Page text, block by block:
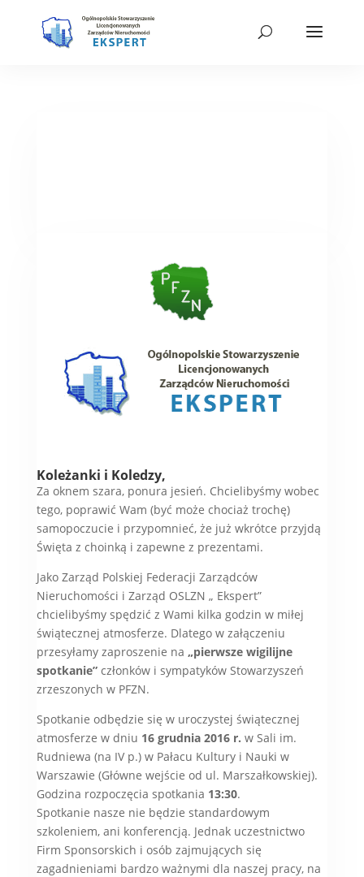
Koleżanki i Koledzy,
Za oknem szara, ponura jesień. Chcielibyśmy wobec
tego, poprawić Wam (być może chociaż trochę)
samopoczucie i przypomnieć, że już wkrótce przyjdą
Święta z choinką i zapewne z prezentami.
Jako Zarząd Polskiej Federacji Zarządców
Nieruchomości i Zarząd OSLZN „ Ekspert”
chcielibyśmy spędzić z Wami kilka godzin w miłej
świątecznej atmosferze. Dlatego w załączeniu
przesyłamy zaproszenie na „pierwsze wigilijne
spotkanie”członków i sympatyków Stowarzyszeń
zrzeszonych w PFZN.
Spotkanie odbędzie się w uroczystej świątecznej
atmosferze w dniu 16 grudnia 2016 r. w Sali im.
Rudniewa (na IV p.) w Pałacu Kultury i Nauki w
Warszawie (Główne wejście od ul. Marszałkowskiej).
Godzina rozpoczęcia spotkania 13:30.
Spotkanie nasze nie będzie standardowym
szkoleniem, ani konferencją. Jednak uczestnictwo
Firm Sponsorskich i osób zajmujących się
zagadnieniami bardzo ważnymi dla naszej pracy, na